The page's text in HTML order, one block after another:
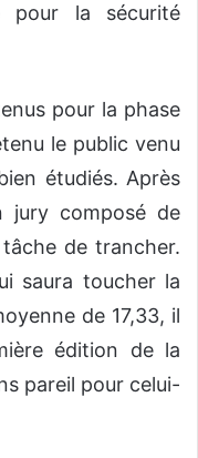
pour la sécurité
pour la phase
le public venu
étudiés. Après
jury composé de
de trancher.
saura toucher la
de 17,33, il
édition de la
pareil pour celui-